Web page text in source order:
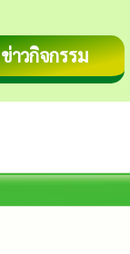
ข่าวกิจกรรม